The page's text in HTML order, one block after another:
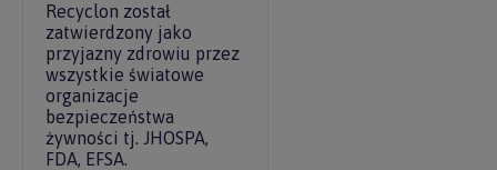
Recyclon został
zatwierdzony jako
przyjazny zdrowiu przez
wszystkie światowe
organizacje
bezpieczeństwa
żywności tj. JHOSPA,
FDA, EFSA.